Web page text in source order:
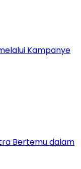
Kampanye
Bertemu dalam